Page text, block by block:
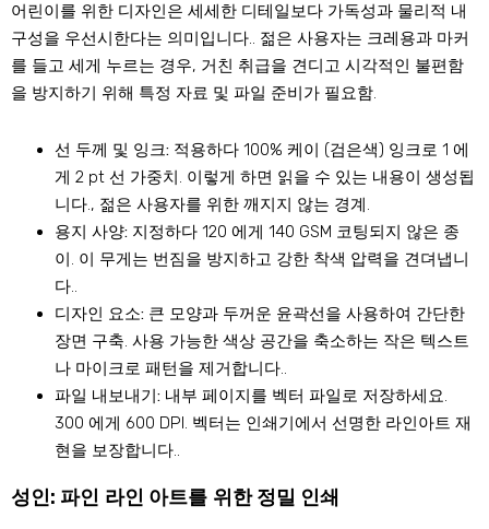
어린이를 위한 디자인은 세세한 디테일보다 가독성과 물리적 내
구성을 우선시한다는 의미입니다.. 젊은 사용자는 크레용과 마커
를 들고 세게 누르는 경우, 거친 취급을 견디고 시각적인 불편함
을 방지하기 위해 특정 자료 및 파일 준비가 필요함.
선 두께 및 잉크: 적용하다 100% 케이 (검은색) 잉크로 1 에
게 2 pt 선 가중치. 이렇게 하면 읽을 수 있는 내용이 생성됩
니다., 젊은 사용자를 위한 깨지지 않는 경계.
용지 사양: 지정하다 120 에게 140 GSM 코팅되지 않은 종
이. 이 무게는 번짐을 방지하고 강한 착색 압력을 견뎌냅니
다..
디자인 요소: 큰 모양과 두꺼운 윤곽선을 사용하여 간단한
장면 구축. 사용 가능한 색상 공간을 축소하는 작은 텍스트
나 마이크로 패턴을 제거합니다..
파일 내보내기: 내부 페이지를 벡터 파일로 저장하세요.
300 에게 600 DPI. 벡터는 인쇄기에서 선명한 라인아트 재
현을 보장합니다..
성인: 파인 라인 아트를 위한 정밀 인쇄